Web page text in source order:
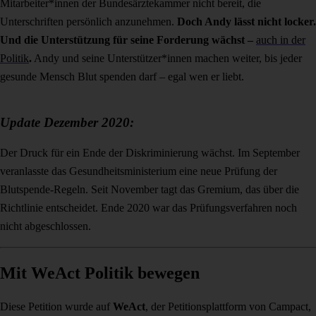
Mitarbeiter*innen der Bundesärztekammer nicht bereit, die
Unterschriften persönlich anzunehmen. Doch Andy lässt nicht locker.
Und die Unterstützung für seine Forderung wächst – auch in der
Politik. Andy und seine Unterstützer*innen machen weiter, bis jeder
gesunde Mensch Blut spenden darf – egal wen er liebt.
Update Dezember 2020:
Der Druck für ein Ende der Diskriminierung wächst. Im September
veranlasste das Gesundheitsministerium eine neue Prüfung der
Blutspende-Regeln. Seit November tagt das Gremium, das über die
Richtlinie entscheidet. Ende 2020 war das Prüfungsverfahren noch
nicht abgeschlossen.
Mit WeAct Politik bewegen
Diese Petition wurde auf WeAct, der Petitionsplattform von Campact,